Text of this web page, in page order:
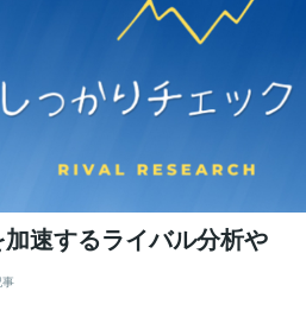
速するライバル分析や